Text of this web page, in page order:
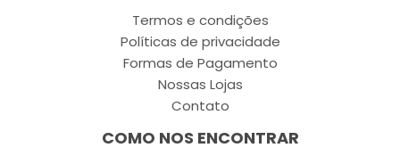
Termos e condições
Políticas de privacidade
Formas de Pagamento
Nossas Lojas
Contato
COMO NOS ENCONTRAR